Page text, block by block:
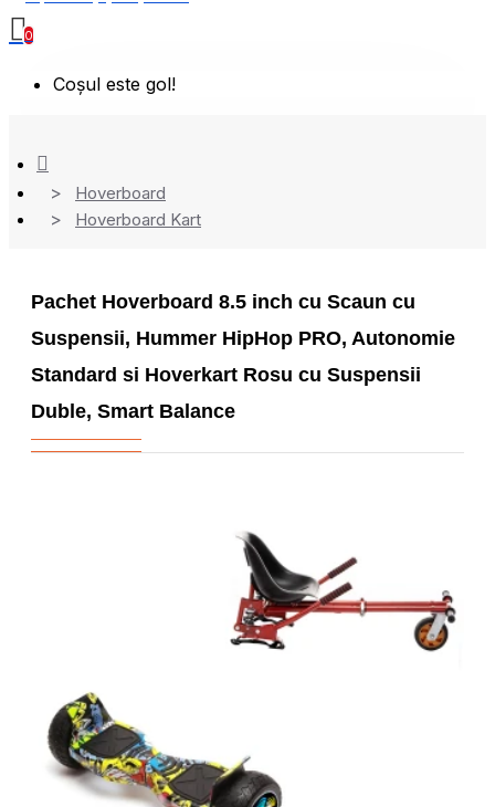
0
Coșul este gol!
Hoverboard
Hoverboard Kart
Pachet Hoverboard 8.5 inch cu Scaun cu
Suspensii, Hummer HipHop PRO, Autonomie
Standard si Hoverkart Rosu cu Suspensii
Duble, Smart Balance